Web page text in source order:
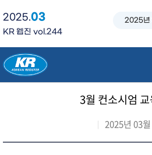
2025.03
KR 웹진 vol.244
3월 컨소시엄
2025년 03